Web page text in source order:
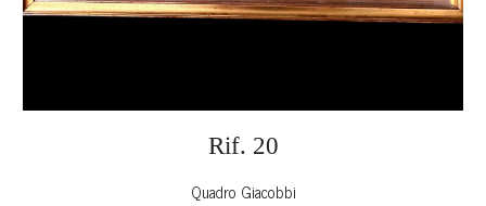
Rif. 20
Quadro Giacobbi